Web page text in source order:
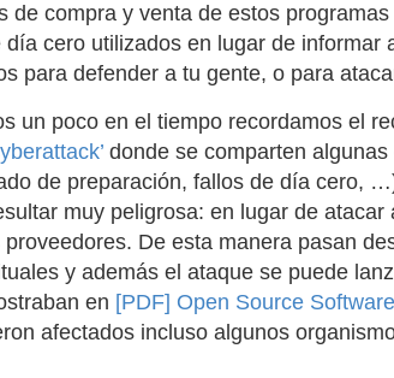
de compra y venta de estos programas
día cero utilizados en lugar de informar
para defender a tu gente, o para
un poco en el tiempo recordamos el
donde se comparten
de preparación, fallos de día cero,
muy peligrosa: en lugar de
De esta manera pasan
y además el ataque se puede
en [PDF] Open Source
afectados incluso algunos